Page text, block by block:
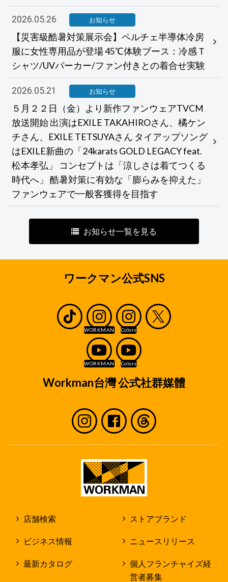
2026.05.26 お知らせ
【災害級酷暑対策展示会】ペルチェ半導体冷房
服に女性専用品が登場 45℃体験ブース：冷感Ｔ
シャツ/UVパーカー/ファン付きとの着合せ実験
2026.05.21 お知らせ
５月２２日（金）より新作ファンウェアTVCM
放送開始 出演はEXILE TAKAHIROさん、橘ケン
チさん、EXILE TETSUYAさん タイアップソング
はEXILE新曲の「24karats GOLD LEGACY feat.
松本孝弘」 コンセプトは「涼しさは着てつくる
時代へ」 酷暑対策に有効な「膨らみを抑えた」
ファンウェアで一般客獲得を目指す
お知らせ一覧を見る
ワークマン公式SNS
Workman台灣 公式社群媒體
店舗検索 ストアブランド
ビジネス情報 ニュースリリース
最新カタログ
個人フランチャイズ経
営者募集